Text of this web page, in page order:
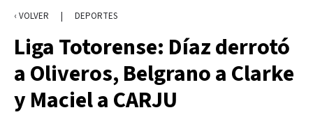
‹ VOLVER | DEPORTES
Liga Totorense: Díaz derrotó
a Oliveros, Belgrano a Clarke
y Maciel a CARJU